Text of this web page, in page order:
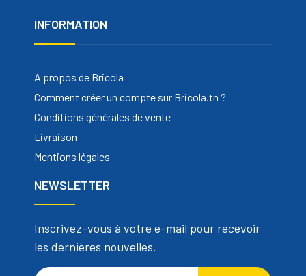
INFORMATION
A propos de Bricola
Comment créer un compte sur Bricola.tn ?
Conditions générales de vente
Livraison
Mentions légales
NEWSLETTER
Inscrivez-vous à votre e-mail pour recevoir
les dernières nouvelles.